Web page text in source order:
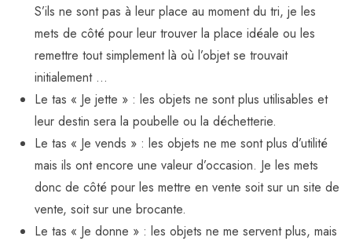
S’ils ne sont pas à leur place au moment du tri, je les
mets de côté pour leur trouver la place idéale ou les
remettre tout simplement là où l’objet se trouvait
initialement …
Le tas « Je jette » : les objets ne sont plus utilisables et
leur destin sera la poubelle ou la déchetterie.
Le tas « Je vends » : les objets ne me sont plus d’utilité
mais ils ont encore une valeur d’occasion. Je les mets
donc de côté pour les mettre en vente soit sur un site de
vente, soit sur une brocante.
Le tas « Je donne » : les objets ne me servent plus, mais